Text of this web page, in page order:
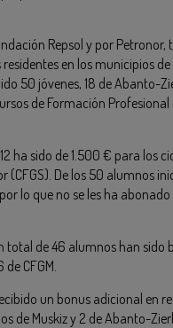
Repsol y por Petronor,
en los municipios
50 jóvenes, 18 de Abanto-
de Formación Profesional
ha sido de 1.500 € para los
De los 50 alumnos
lo que no se les ha
total de 46 alumnos han sido
CFGM.
un bonus adicional en
de Muskiz y 2 de Abanto-